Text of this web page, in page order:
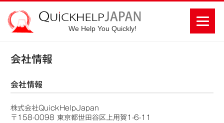
We Help You Quickly!
会社情報
会社情報
株式会社QuickHelpJapan
〒158-0098 東京都世田谷区上用賀1-6-11